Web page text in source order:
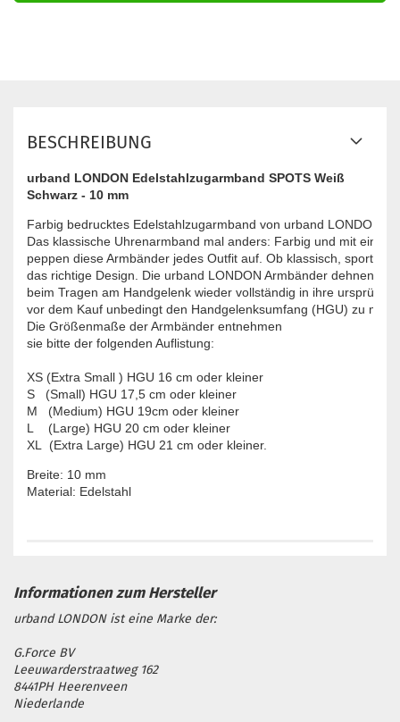
BESCHREIBUNG
urband LONDON Edelstahlzugarmband SPOTS Weiß
Schwarz - 10 mm
Farbig bedrucktes Edelstahlzugarmband von urband LONDON -
Das klassische Uhrenarmband mal anders: Farbig und mit
peppen diese Armbänder jedes Outfit auf. Ob klassisch, sportlich
das richtige Design. Die urband LONDON Armbänder dehnen
beim Tragen am Handgelenk wieder vollständig in ihre
vor dem Kauf unbedingt den Handgelenksumfang (HGU) zu
Die Größenmaße der Armbänder entnehmen
XS (Extra Small ) HGU 16 cm oder kleiner
S   (Small) HGU 17,5 cm oder kleiner
M   (Medium) HGU 19cm oder kleiner
L    (Large) HGU 20 cm oder kleiner
XL  (Extra Large) HGU 21 cm oder kleiner.
Breite: 10 mm
Material: Edelstahl
urband LONDON ist eine Marke der:
G.Force BV
Leeuwarderstraatweg 162
8441PH Heerenveen
Niederlande